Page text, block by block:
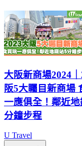
大阪新商場2024
阪5大矚目新商場
一應俱全！鄰近地
分鐘步程
U Travel